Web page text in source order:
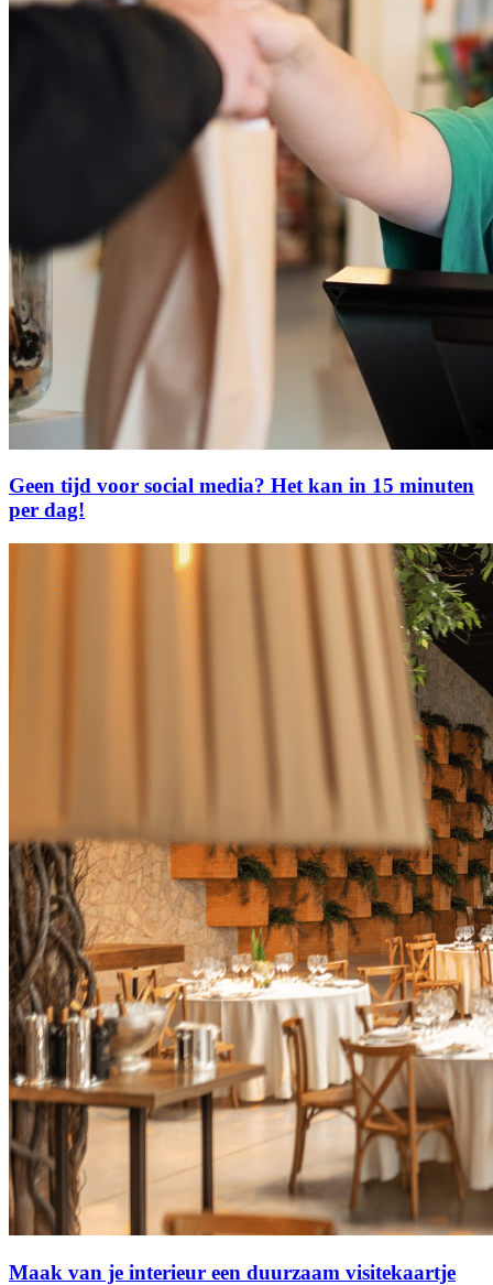
Geen tijd voor social media? Het kan in 15 minuten
per dag!
Maak van je interieur een duurzaam visitekaartje